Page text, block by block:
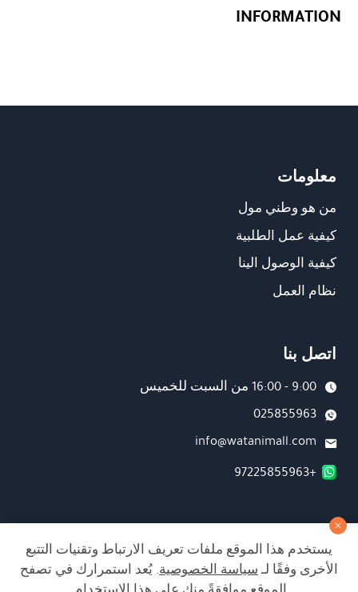
INFORMATION
معلومات
من هو وطني مول
كيفية عمل الطلبية
كيفية الوصول الينا
نظام العمل
اتصل بنا
9:00 - 16:00 من السبت للخميس
025855963
info@watanimall.com
+97225855963
فروع
تابعونا على صفحة الفيسبوك
تابعونا على انستغرام
يستخدم هذا الموقع ملفات تعريف الارتباط وتقنيات التتبع
الأخرى وفقًا لـسياسة الخصوصية. يُعد استمرارك في تصفح